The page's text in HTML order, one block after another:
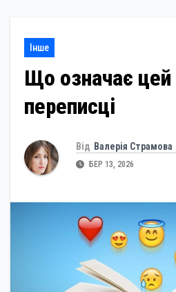
Інше
Що означає цей
переписці
Від Валерія Страмова
БЕР 13, 2026